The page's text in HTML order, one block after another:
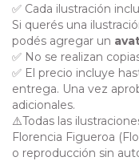
✅ Cada ilustración
Si querés una
podés agregar un
✅ No se realizan
✅ El precio incluye
entrega. Una vez
adicionales.
⚠️Todas las
Florencia Figueroa
o reproducción sin